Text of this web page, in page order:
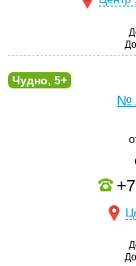
Чудно, 5+
№